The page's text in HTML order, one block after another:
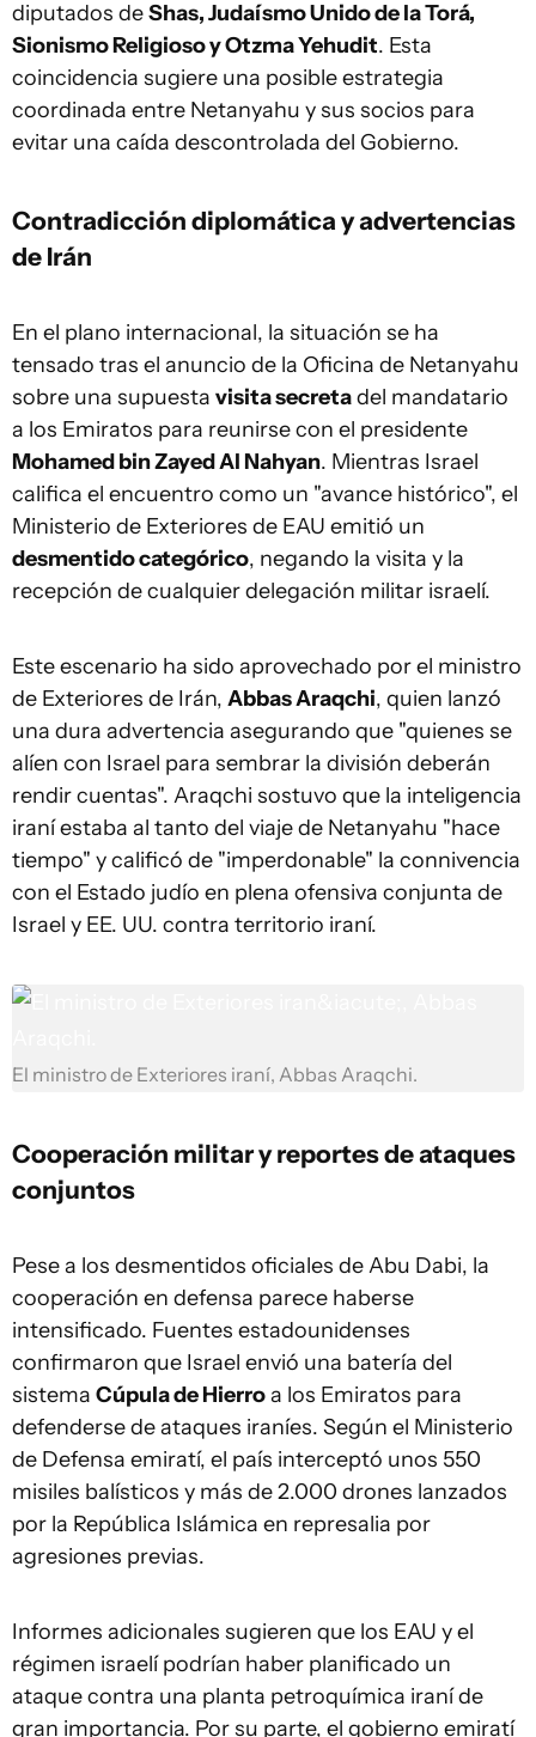
diputados deShas, Judaísmo Unido de la Torá,
Sionismo Religioso y Otzma Yehudit. Esta
coincidencia sugiere una posible estrategia
coordinada entre Netanyahu y sus socios para
evitar una caída descontrolada del Gobierno.
Contradicción diplomática y advertencias
de Irán
En el plano internacional, la situación se ha
tensado tras el anuncio de la Oficina de Netanyahu
sobre una supuesta visita secretadel mandatario
a los Emiratos para reunirse con el presidente
Mohamed bin Zayed Al Nahyan. Mientras Israel
califica el encuentro como un "avance histórico", el
Ministerio de Exteriores de EAU emitió un
desmentido categórico, negando la visita y la
recepción de cualquier delegación militar israelí.
Este escenario ha sido aprovechado por el ministro
de Exteriores de Irán, Abbas Araqchi, quien lanzó
una dura advertencia asegurando que "quienes se
alíen con Israel para sembrar la división deberán
rendir cuentas". Araqchi sostuvo que la inteligencia
iraní estaba al tanto del viaje de Netanyahu "hace
tiempo" y calificó de "imperdonable" la connivencia
con el Estado judío en plena ofensiva conjunta de
Israel y EE. UU. contra territorio iraní.
El ministro de Exteriores iraní, Abbas Araqchi.
Cooperación militar y reportes de ataques
conjuntos
Pese a los desmentidos oficiales de Abu Dabi, la
cooperación en defensa parece haberse
intensificado. Fuentes estadounidenses
confirmaron que Israel envió una batería del
sistema Cúpula de Hierroa los Emiratos para
defenderse de ataques iraníes. Según el Ministerio
de Defensa emiratí, el país interceptó unos 550
misiles balísticos y más de 2.000 drones lanzados
por la República Islámica en represalia por
agresiones previas.
Informes adicionales sugieren que los EAU y el
régimen israelí podrían haber planificado un
ataque contra una planta petroquímica iraní de
gran importancia. Por su parte, el gobierno emiratí